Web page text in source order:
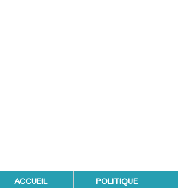
ACCUEIL POLITIQUE